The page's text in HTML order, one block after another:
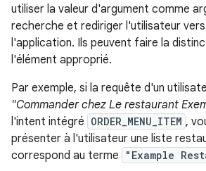
utiliser la valeur d'argument comme
recherche et rediriger l'utilisateur
l'application. Ils peuvent faire la
l'élément approprié.
Par exemple, si la requête d'un
"Commander chez Le restaurant
l'intent intégré ORDER_MENU_ITEM ,
présenter à l'utilisateur une liste
correspond au terme
"Example